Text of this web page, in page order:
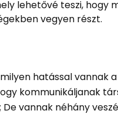
lehetővé teszi, hogy
vegyen részt.
hatással vannak
kommunikáljanak
vannak néhány